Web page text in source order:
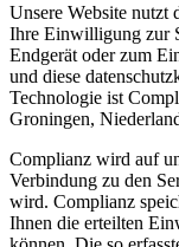
Unsere Website nutzt
Ihre Einwilligung zur
Endgerät oder zum
und diese
Technologie ist
Groningen,
Complianz wird auf
Verbindung zu den
wird. Complianz
Ihnen die erteilten